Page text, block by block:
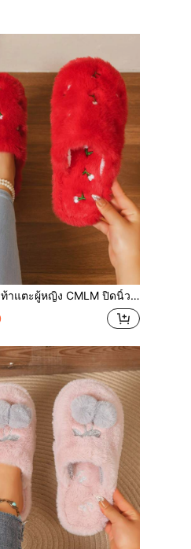
ปิดนิ้วเท้า อุ่น สำหรับงานแต่งงานและเทศกาล แบบสวม พื้นแบน ปักลาย พื้นนุ่ม ขนฟู สำหรับใส่ในบ้าน